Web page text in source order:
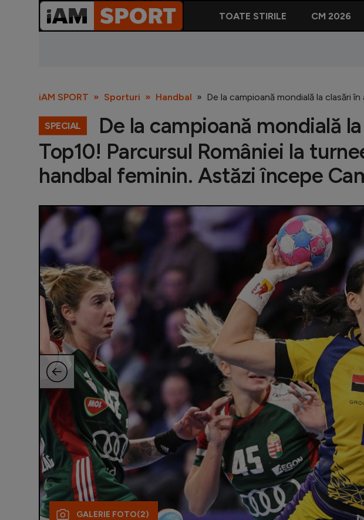
TOATE STIRILE CM 2026
iAM SPORT Sporturi Handbal De la campioană mondială la clasări
SPECIAL
De la campioană mondială
Top10! Parcursul României la
handbal feminin. Astăzi începe
GALERIE FOTO(2)